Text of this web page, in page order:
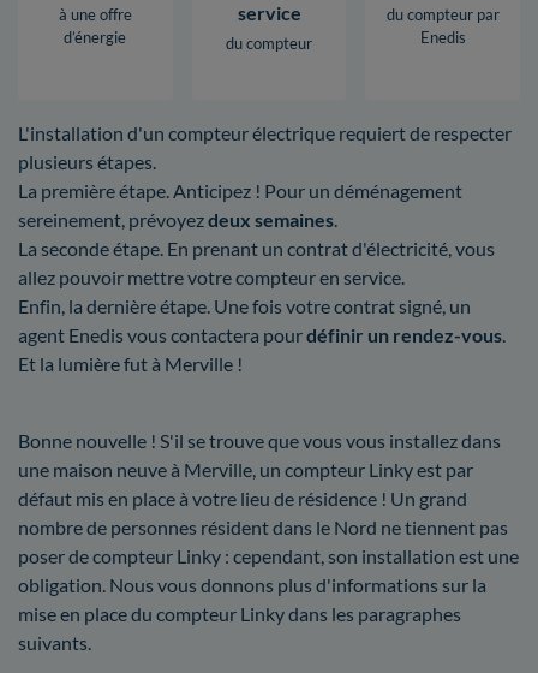
à une offre
d’énergie
service
du compteur
du compteur par
Enedis
L'installation d'un compteur électrique requiert de respecter
plusieurs étapes.
La première étape. Anticipez ! Pour un déménagement
sereinement, prévoyezdeux semaines.
La seconde étape. En prenant un contrat d'électricité, vous
allez pouvoir mettre votre compteur en service.
Enfin, la dernière étape. Une fois votre contrat signé, un
agent Enedis vous contactera pourdéfinir un rendez-vous.
Et la lumière fut à Merville !
Bonne nouvelle ! S'il se trouve que vous vous installez dans
une maison neuve à Merville, un compteur Linky est par
défaut mis en place à votre lieu de résidence ! Un grand
nombre de personnes résident dans le Nord ne tiennent pas
poser de compteur Linky : cependant, son installation est une
obligation. Nous vous donnons plus d'informations sur la
mise en place du compteur Linky dans les paragraphes
suivants.